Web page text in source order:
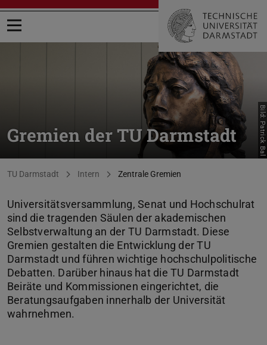
Menü öffnen
Gremien der TU Darmstadt Bild: Patrick Bal
Sie befinden sich hier:
TU Darmstadt Intern Zentrale Gremien
Universitätsversammlung, Senat und Hochschulrat
sind die tragenden Säulen der akademischen
Selbstverwaltung an der TU Darmstadt. Diese
Gremien gestalten die Entwicklung der TU
Darmstadt und führen wichtige hochschulpolitische
Debatten. Darüber hinaus hat die TU Darmstadt
Beiräte und Kommissionen eingerichtet, die
Beratungsaufgaben innerhalb der Universität
wahrnehmen.